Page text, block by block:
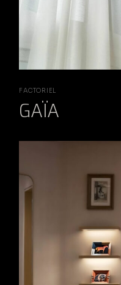
FACTORIEL
GAÏA